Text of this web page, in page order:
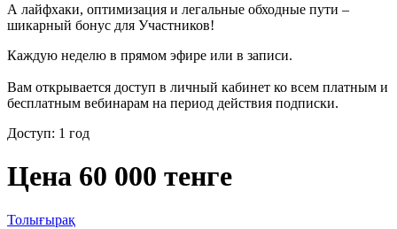
А лайфхаки, оптимизация и легальные обходные пути –
шикарный бонус для Участников!
Каждую неделю в прямом эфире или в записи.
Вам открывается доступ в личный кабинет ко всем платным и
бесплатным вебинарам на период действия подписки.
Доступ: 1 год
Цена 60 000 тенге
Толығырақ